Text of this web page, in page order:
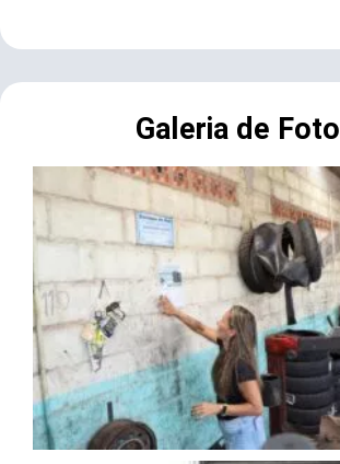
Galeria de